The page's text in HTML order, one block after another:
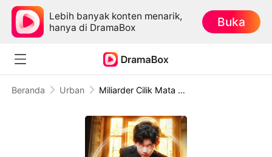
Lebih banyak konten menarik,
hanya di DramaBox
Buka
Beranda Urban Miliarder Cilik Mata Dewa